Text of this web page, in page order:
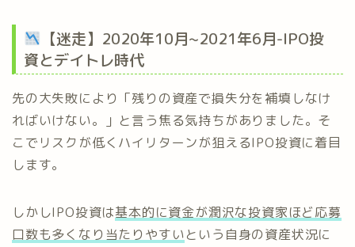
【迷走】2020年10月~2021年6月-IPO投
資とデイトレ時代
先の大失敗により「残りの資産で損失分を補填しなけ
ればいけない。」と言う焦る気持ちがありました。そ
こでリスクが低くハイリターンが狙えるIPO投資に着目
します。
しかしIPO投資は基本的に資金が潤沢な投資家ほど応募
口数も多くなり当たりやすいという自身の資産状況に